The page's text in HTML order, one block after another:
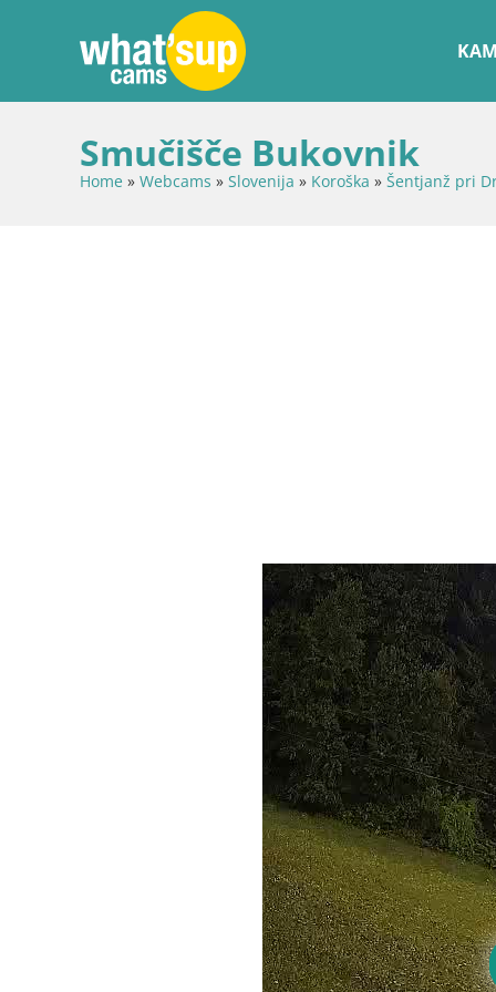
Smučišče Bukovnik
Home » Webcams » Slovenija » Koroška » Šentjanž pri